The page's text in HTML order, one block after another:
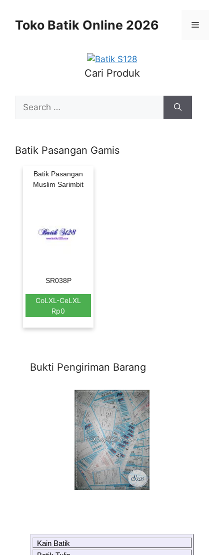
contentToko Batik Online 2026 Menu
Cari Produk
for:
Batik Pasangan Gamis
Batik Pasangan
Muslim Sarimbit
SR038P
CoLXL-CeLXL
Rp0
Bukti Pengiriman Barang
Kain Batik